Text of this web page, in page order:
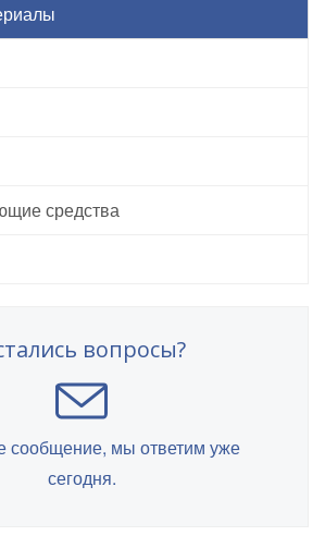
средства
вопросы?
сообщение, мы ответим уже
сегодня.